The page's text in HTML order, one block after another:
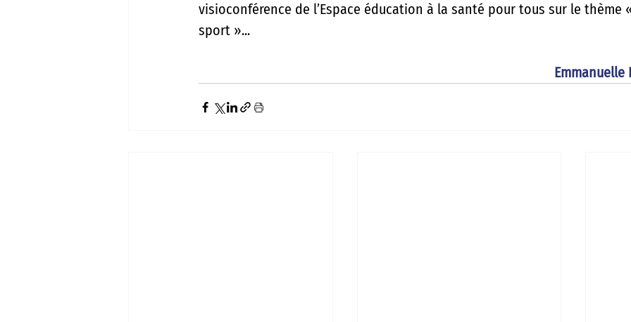
visioconférence de l’Espace éducation à la santé pour tous sur le thème
sport »...